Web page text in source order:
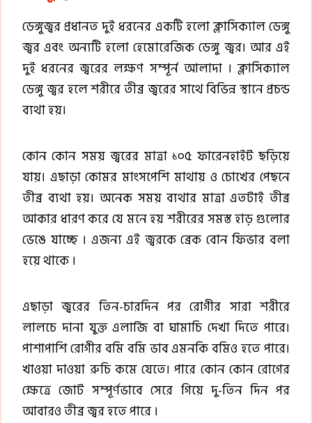
ডেঙ্গুজ্বর প্রধানত দুই ধরনের একটি হলো ক্লাসিক্যাল ডেঙ্গু
জ্বর এবং অন্যটি হলো হেমোরেজিক ডেঙ্গু জ্বর। আর এই
দুই ধরনের জ্বরের লক্ষণ সম্পূর্ন আলাদা । ক্লাসিক্যাল
ডেঙ্গু জ্বর হলে শরীরে তীব্র জ্বরের সাথে বিভিন্ন স্থানে প্রচন্ড
ব্যথা হয়।
কোন কোন সময় জ্বরের মাত্রা ১০৫ ফারেনহাইট ছড়িয়ে
যায়। এছাড়া কোমর মাংসপেশি মাথায় ও চোখের পেছনে
তীব্র ব্যথা হয়। অনেক সময় ব্যথার মাত্রা এতটাই তীব্র
আকার ধারণ করে যে মনে হয় শরীরের সমস্ত হাড় গুলোর
ভেঙে যাচ্ছে । এজন্য এই জ্বরকে ব্রেক বোন ফিভার বলা
হয়ে থাকে ।
এছাড়া জ্বরের তিন-চারদিন পর রোগীর সারা শরীরে
লালচে দানা যুক্ত এলার্জি বা ঘামাচি দেখা দিতে পারে।
পাশাপাশি রোগীর বমি বমি ভাব এমনকি বমিও হতে পারে।
খাওয়া দাওয়া রুচি কমে যেতে। পারে কোন কোন রোগের
ক্ষেত্রে জোট সম্পূর্ণভাবে সেরে গিয়ে দু-তিন দিন পর
আবারও তীব্র জ্বর হতে পারে ।